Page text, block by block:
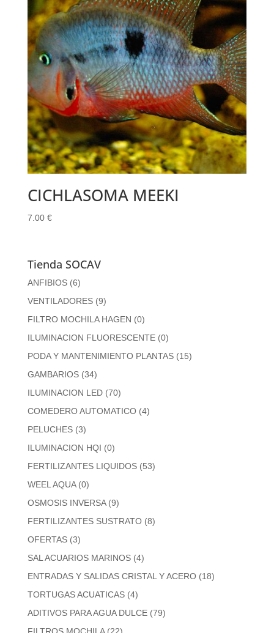
CICHLASOMA MEEKI
7.00 €
Tienda SOCAV
ANFIBIOS (6)
VENTILADORES (9)
FILTRO MOCHILA HAGEN (0)
ILUMINACION FLUORESCENTE (0)
PODA Y MANTENIMIENTO PLANTAS (15)
GAMBARIOS (34)
ILUMINACION LED (70)
COMEDERO AUTOMATICO (4)
PELUCHES (3)
ILUMINACION HQI (0)
FERTILIZANTES LIQUIDOS (53)
WEEL AQUA (0)
OSMOSIS INVERSA (9)
FERTILIZANTES SUSTRATO (8)
OFERTAS (3)
SAL ACUARIOS MARINOS (4)
ENTRADAS Y SALIDAS CRISTAL Y ACERO (18)
TORTUGAS ACUATICAS (4)
ADITIVOS PARA AGUA DULCE (79)